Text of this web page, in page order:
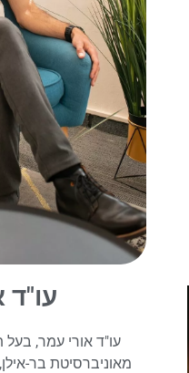
עו"ד
עו"ד אורי עמר,
מאוניברסיטת בר-